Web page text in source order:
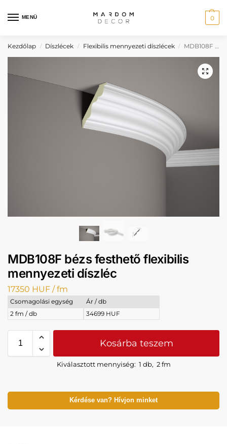
MENÜ 0
Kezdőlap / Díszlécek / Flexibilis mennyezeti díszlécek / MDB108F bézs festhető flexibilis mennyezeti díszléc
MDB108F bézs festhető flexibilis
mennyezeti díszléc
17350 HUF / fm
Csomagolási egység
Ár / db
2 fm / db
34699 HUF
Kosárba teszem
Kiválasztott mennyiség: 1 db, 2 fm
Kérdése van? Hívjon minket